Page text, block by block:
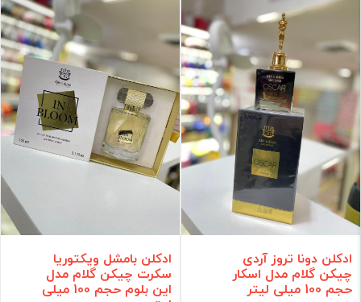
ادکلن دونا تروز آردی
چیکن گلام مدل اسکار
حجم 100 میلی لیتر
ادکلن بامشل ویکتوریا
سکرت چیکن گلام مدل
این بلوم حجم 100 میلی